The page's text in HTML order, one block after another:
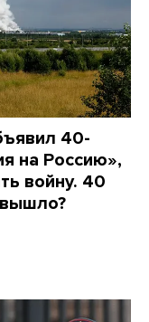
40-
на Россию»,
войну. 40
вышло?